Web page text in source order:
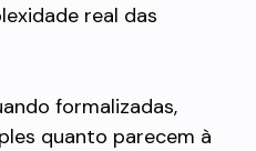
real das
formalizadas,
quanto parecem à